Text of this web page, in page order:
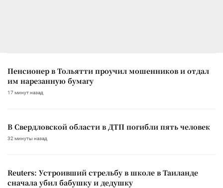
Пенсионер в Тольятти проучил мошенников и отдал
им нарезанную бумагу
17 минут назад
В Свердловской области в ДТП погибли пять человек
32 минуты назад
Reuters: Устроивший стрельбу в школе в Таиланде
сначала убил бабушку и дедушку